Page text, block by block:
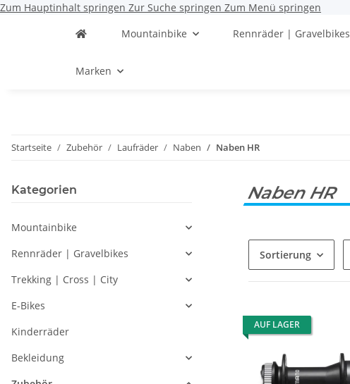
Zum Hauptinhalt springen Zur Suche springen Zum Menü springen
Mountainbike Rennräder | Gravelbikes
Marken
Startseite Zubehör Laufräder Naben Naben HR
Naben HR
Sortierung
AUF LAGER
Kategorien
Mountainbike
Rennräder | Gravelbikes
Trekking | Cross | City
E-Bikes
Kinderräder
Bekleidung